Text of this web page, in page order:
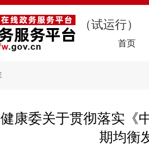
（试运行）
首页
康委关于贯彻落实《
期均衡